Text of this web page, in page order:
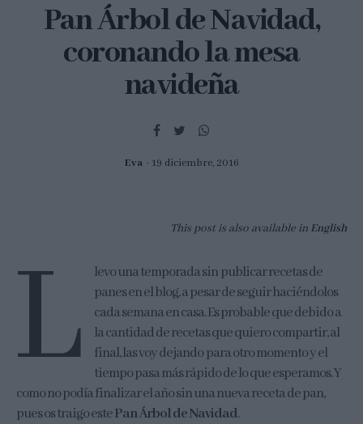
Pan Árbol de Navidad,
coronando la mesa
navideña
Eva 19 diciembre, 2016
This post is also available in English
L
levo una temporada sin publicar recetas de
panes en el blog, a pesar de seguir haciéndolos
cada semana en casa. Es probable que debido a
la cantidad de recetas que quiero compartir, al
final, las voy dejando para otro momento y el
tiempo pasa más rápido de lo que esperamos. Y
como no podía finalizar el año sin una nueva receta de pan,
pues os traigo estePan Árbol de Navidad.